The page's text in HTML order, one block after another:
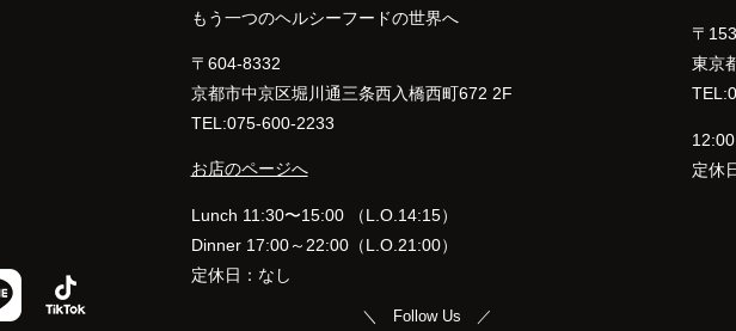
LINE
もう一つのヘルシーフードの世界へ
〒604-8332
京都市中京区堀川通三条西入橋西町672 2F
TEL:075-600-2233
お店のページへ
Lunch 11:30〜15:00 （L.O.14:15）
Dinner 17:00～22:00（L.O.21:00）
定休日：なし
＼ Follow Us ／
〒
東京
定休